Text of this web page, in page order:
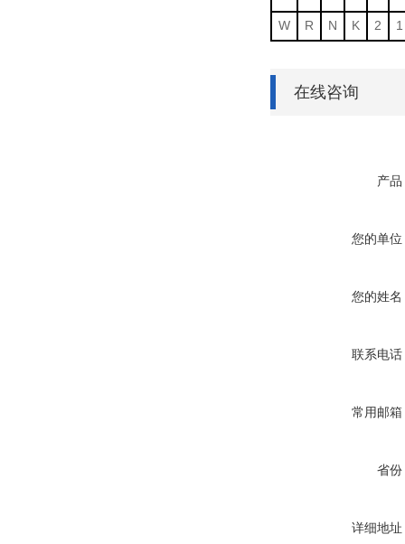
W R N K 2 1
在线咨询
产品
您的单位
您的姓名
联系电话
常用邮箱
省份
详细地址